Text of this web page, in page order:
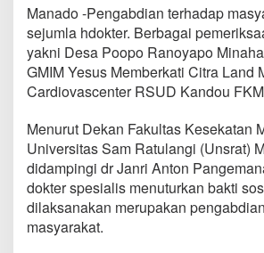
a
n
d
e
n
g
0
0
o
k
t
Manado -Pengabdian terhadap
sejumla hdokter. Berbagai
yakni Desa Poopo Ranoyapo
GMIM Yesus Memberkati Citra Land
Cardiovascenter RSUD Kandou
Menurut Dekan Fakultas Kesekatan
Universitas Sam Ratulangi (Unsrat)
didampingi dr Janri Anton
dokter spesialis menuturkan bakti
dilaksanakan merupakan
masyarakat.